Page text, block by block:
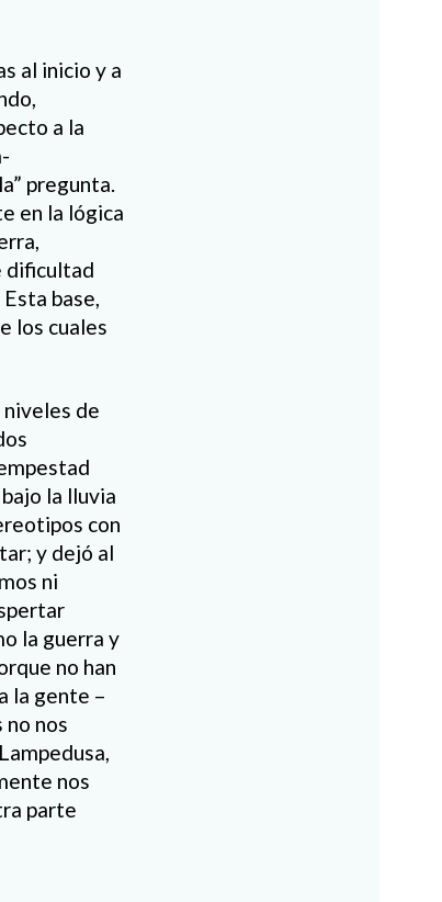
al inicio y a
a la
pregunta.
en la lógica
dificultad
base,
los cuales
de
la lluvia
con
y dejó al
ni
la guerra y
no han
la gente –
nos
nos
parte